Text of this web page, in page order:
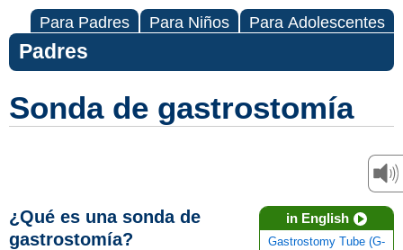
Para Padres Para Niños Para Adolescentes
Padres
Sonda de gastrostomía
in English
Gastrostomy Tube (G-
¿Qué es una sonda de
gastrostomía?